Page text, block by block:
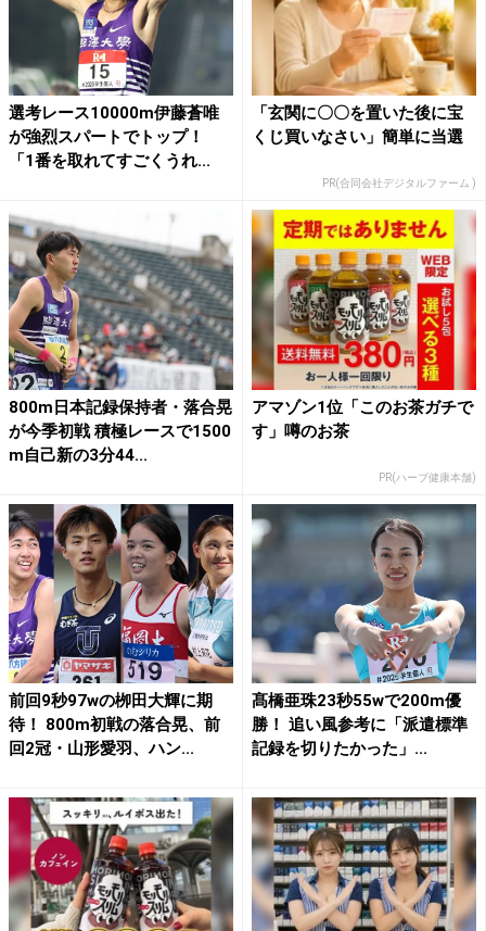
選考レース10000m伊藤蒼唯
が強烈スパートでトップ！
「1番を取れてすごくうれ...
「玄関に〇〇を置いた後に宝
くじ買いなさい」簡単に当選
PR(合同会社デジタルファーム )
800m日本記録保持者・落合晃
が今季初戦 積極レースで1500
m自己新の3分44...
アマゾン1位「このお茶ガチで
す」噂のお茶
PR(ハーブ健康本舗)
前回9秒97wの栁田大輝に期
待！ 800m初戦の落合晃、前
回2冠・山形愛羽、ハン...
髙橋亜珠23秒55wで200m優
勝！ 追い風参考に「派遣標準
記録を切りたかった」...